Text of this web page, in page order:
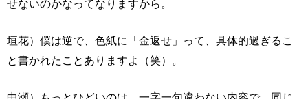
せないのかなってなりますから。
垣花）僕は逆で、色紙に「金返せ」って、具体的過ぎるこ
と書かれたことありますよ（笑）。